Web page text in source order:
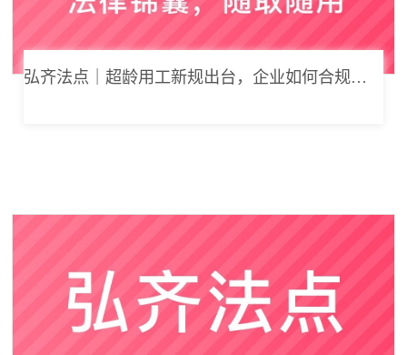
弘齐法点｜超龄用工新规出台，企业如何合规用工